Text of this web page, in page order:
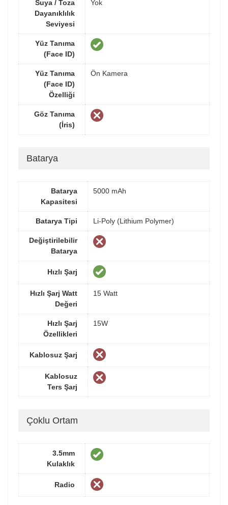
Suya / Toza
Dayanıklılık
Seviyesi
Yok
Yüz Tanıma
(Face ID)
Yüz Tanıma
(Face ID)
Özelliği
Ön Kamera
Göz Tanıma
(İris)
Batarya
Batarya
Kapasitesi
5000 mAh
Batarya Tipi Li-Poly (Lithium Polymer)
Değiştirilebilir
Batarya
Hızlı Şarj
Hızlı Şarj Watt
Değeri
15 Watt
Hızlı Şarj
Özellikleri
15W
Kablosuz Şarj
Kablosuz
Ters Şarj
Çoklu Ortam
3.5mm
Kulaklık
Radio